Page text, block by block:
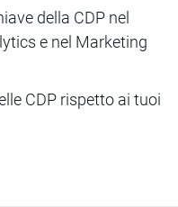
della CDP nel
e nel Marketing
CDP rispetto ai tuoi